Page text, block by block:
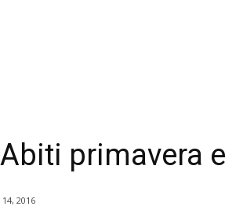
primavera
2016